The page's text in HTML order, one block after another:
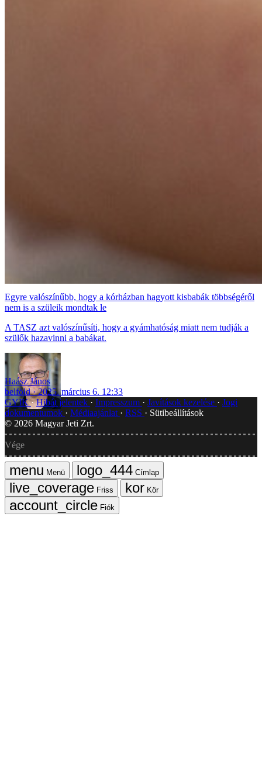
Egyre valószínűbb, hogy a kórházban hagyott kisbabák többségéről
nem is a szüleik mondtak le
A TASZ azt valószínűsíti, hogy a gyámhatóság miatt nem tudják a
szülők hazavinni a babákat.
Haász János
belföld
2025. március 6. 12:33
GYIK Hibát jelentek Impresszum Javítások kezelése
Jogi
dokumentumok
Médiaajánlat RSS
Sütibeállítások
© 2026 Magyar Jeti Zrt.
Vége
Menü
Címlap
Friss
Kör
Fiók